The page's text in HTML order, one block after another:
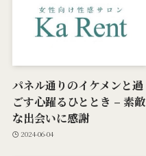
パネル通りのイケメンと過
ごす心躍るひととき – 素敵
な出会いに感謝
2024-06-04